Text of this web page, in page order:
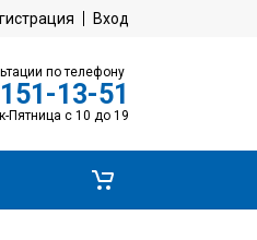
Вход
по телефону
13-51
Пятница с 10 до 19